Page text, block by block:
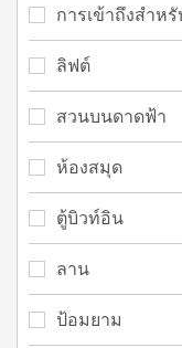
การเข้าถึงสำห
ลิฟต์
สวนบนดาดฟ้า
ห้องสมุด
ตู้บิวท์อิน
ลาน
ป้อมยาม